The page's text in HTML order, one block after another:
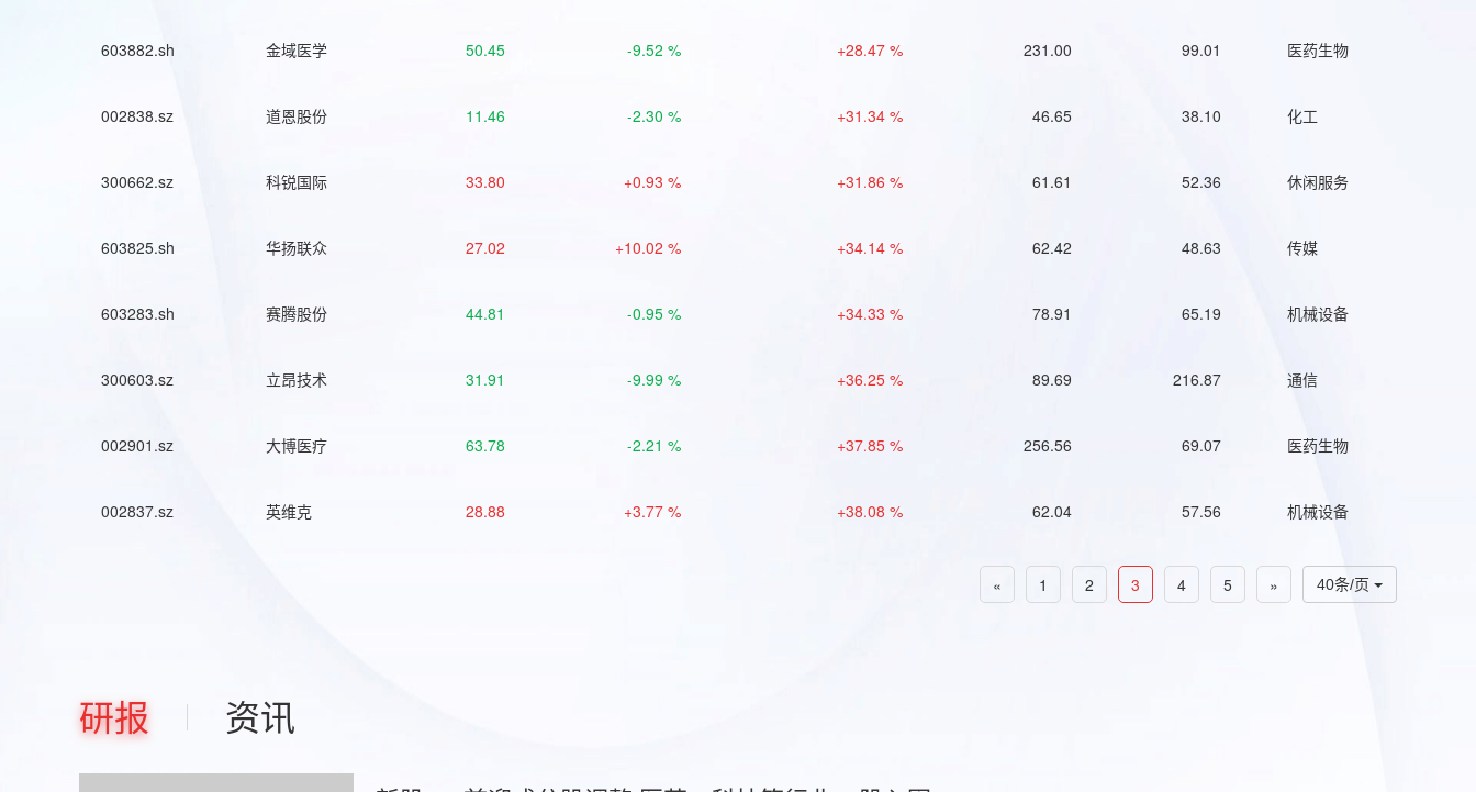
603882.sh 金域医学 50.45 -9.52 % +28.47 % 231.00 99.01 医药生物
002838.sz 道恩股份 11.46 -2.30 % +31.34 % 46.65 38.10 化工
300662.sz 科锐国际 33.80 +0.93 % +31.86 % 61.61 52.36 休闲服务
603825.sh 华扬联众 27.02 +10.02 % +34.14 % 62.42 48.63 传媒
603283.sh 赛腾股份 44.81 -0.95 % +34.33 % 78.91 65.19 机械设备
300603.sz 立昂技术 31.91 -9.99 % +36.25 % 89.69 216.87 通信
002901.sz 大博医疗 63.78 -2.21 % +37.85 % 256.56 69.07 医药生物
002837.sz 英维克 28.88 +3.77 % +38.08 % 62.04 57.56 机械设备
40条/页
« 1 2 3 4 5 »
研报 资讯